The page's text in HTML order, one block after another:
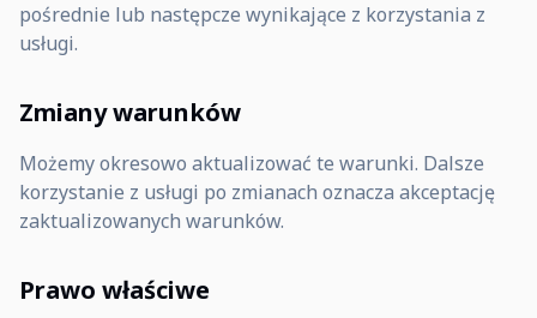
pośrednie lub następcze wynikające z korzystania z
usługi.
Zmiany warunków
Możemy okresowo aktualizować te warunki. Dalsze
korzystanie z usługi po zmianach oznacza akceptację
zaktualizowanych warunków.
Prawo właściwe